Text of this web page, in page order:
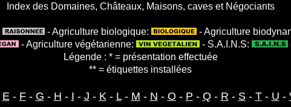
Index des Domaines, Châteaux, Maisons, caves et Négociants
- Agriculture biologique:
- Agriculture
- Agriculture végétarienne: - S.A.I.N.S:
Légende : * = présentation effectuée
** = étiquettes installées
E- F- G - H - I - J - K- L- M - N - O - P - Q- R - S- T- U -